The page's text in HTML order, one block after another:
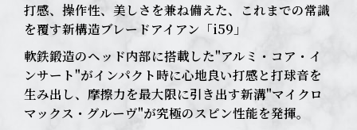
打感、操作性、美しさを兼ね備えた、これまでの常識
を覆す新構造ブレードアイアン「i59」
軟鉄鍛造のヘッド内部に搭載した"アルミ・コア・イ
ンサート"がインパクト時に心地良い打感と打球音を
生み出し、 摩擦力を最大限に引き出す新溝"マイクロ
マックス・グルーヴ"が究極のスピン性能を発揮。